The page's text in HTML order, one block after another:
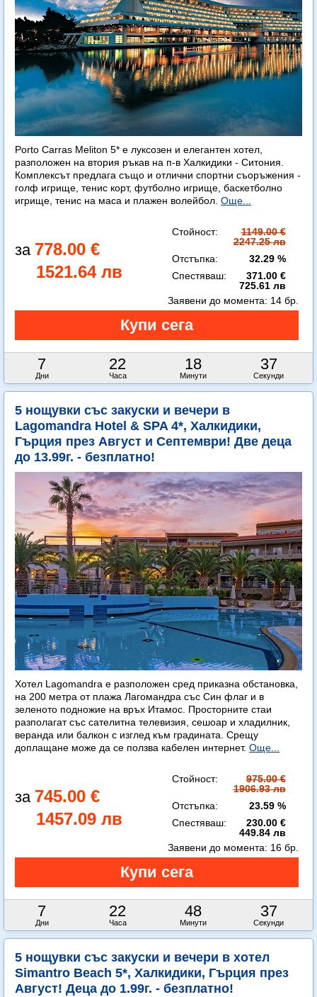
Porto Carras Meliton 5* е луксозен и елегантен хотел,
разположен на втория ръкав на п-в Халкидики - Ситония.
Комплексът предлага също и отлични спортни съоръжения -
голф игрище, тенис корт, футболно игрище, баскетболно
игрище, тенис на маса и плажен волейбол. Още...
778.00 €
1521.64 лв
Стойност:
1149.00 €
2247.25 лв
Отстъпка:
32.29 %
Спестяваш:
371.00 €
725.61 лв
7
Дни
22
Часа
18
Минути
35
Секунди
Заявени до момента: 14 бр.
5 нощувки със закуски и вечери в
Lagomandra Hotel & SPA 4*, Халкидики,
Гърция през Август и Септември! Две деца
до 13.99г. - безплатно!
Хотел Lagomandra е разположен сред приказна обстановка,
на 200 метра от плажа Лагомандра със Син флаг и в
зеленото подножие на връх Итамос. Просторните стаи
разполагат със сателитна телевизия, сешоар и хладилник,
веранда или балкон с изглед към градината. Срещу
доплащане може да се ползва кабелен интернет. Още...
745.00 €
1457.09 лв
Стойност:
975.00 €
1906.93 лв
Отстъпка:
23.59 %
Спестяваш:
230.00 €
449.84 лв
7
Дни
22
Часа
48
Минути
35
Секунди
Заявени до момента: 16 бр.
5 нощувки със закуски и вечери в хотел
Simantro Beach 5*, Халкидики, Гърция през
Август! Деца до 1.99г. - безплатно!